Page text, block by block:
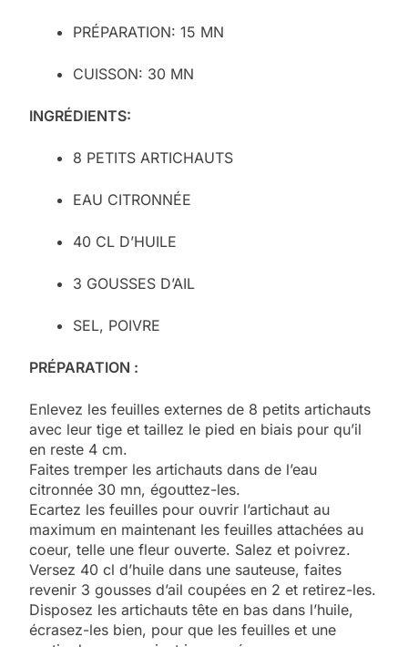
PRÉPARATION: 15 MN
CUISSON: 30 MN
INGRÉDIENTS:
8 PETITS ARTICHAUTS
EAU CITRONNÉE
40 CL D’HUILE
3 GOUSSES D’AIL
SEL, POIVRE
PRÉPARATION :
Enlevez les feuilles externes de 8 petits artichauts
avec leur tige et taillez le pied en biais pour qu’il
en reste 4 cm.
Faites tremper les artichauts dans de l’eau
citronnée 30 mn, égouttez-les.
Ecartez les feuilles pour ouvrir l’artichaut au
maximum en maintenant les feuilles attachées au
coeur, telle une fleur ouverte. Salez et poivrez.
Versez 40 cl d’huile dans une sauteuse, faites
revenir 3 gousses d’ail coupées en 2 et retirez-les.
Disposez les artichauts tête en bas dans l’huile,
écrasez-les bien, pour que les feuilles et une